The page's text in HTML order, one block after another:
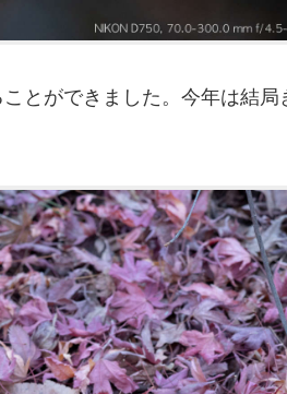
とができました。今年は結局